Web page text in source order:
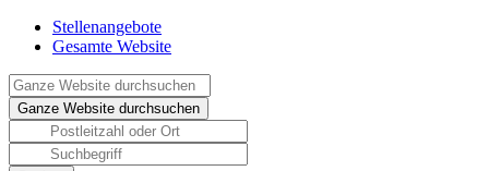
Stellenangebote
Gesamte Website